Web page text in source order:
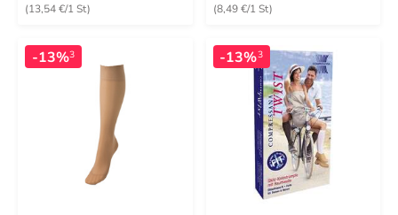
(13,54 €/1 St) (8,49 €/1 St)
-13%3 -13%3